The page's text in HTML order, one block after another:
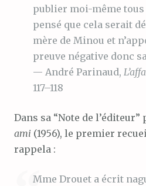
publier moi-même tous
pensé que cela serait
mère de Minou et
preuve négative donc
— André Parinaud,
117–118
Dans sa “Note de
ami (1956), le premier
rappela :
Mme Drouet a écrit